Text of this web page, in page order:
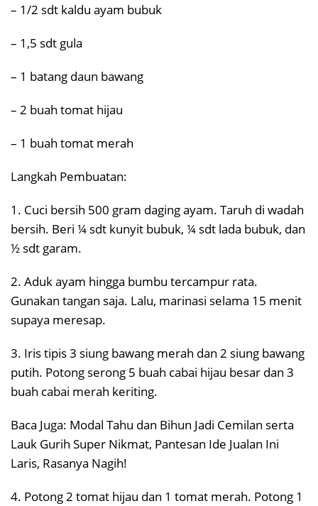
– 1/2 sdt kaldu ayam bubuk
– 1,5 sdt gula
– 1 batang daun bawang
– 2 buah tomat hijau
– 1 buah tomat merah
Langkah Pembuatan:
1. Cuci bersih 500 gram daging ayam. Taruh di wadah
bersih. Beri ¼ sdt kunyit bubuk, ¼ sdt lada bubuk, dan
½ sdt garam.
2. Aduk ayam hingga bumbu tercampur rata.
Gunakan tangan saja. Lalu, marinasi selama 15 menit
supaya meresap.
3. Iris tipis 3 siung bawang merah dan 2 siung bawang
putih. Potong serong 5 buah cabai hijau besar dan 3
buah cabai merah keriting.
Baca Juga: Modal Tahu dan Bihun Jadi Cemilan serta
Lauk Gurih Super Nikmat, Pantesan Ide Jualan Ini
Laris, Rasanya Nagih!
4. Potong 2 tomat hijau dan 1 tomat merah. Potong 1